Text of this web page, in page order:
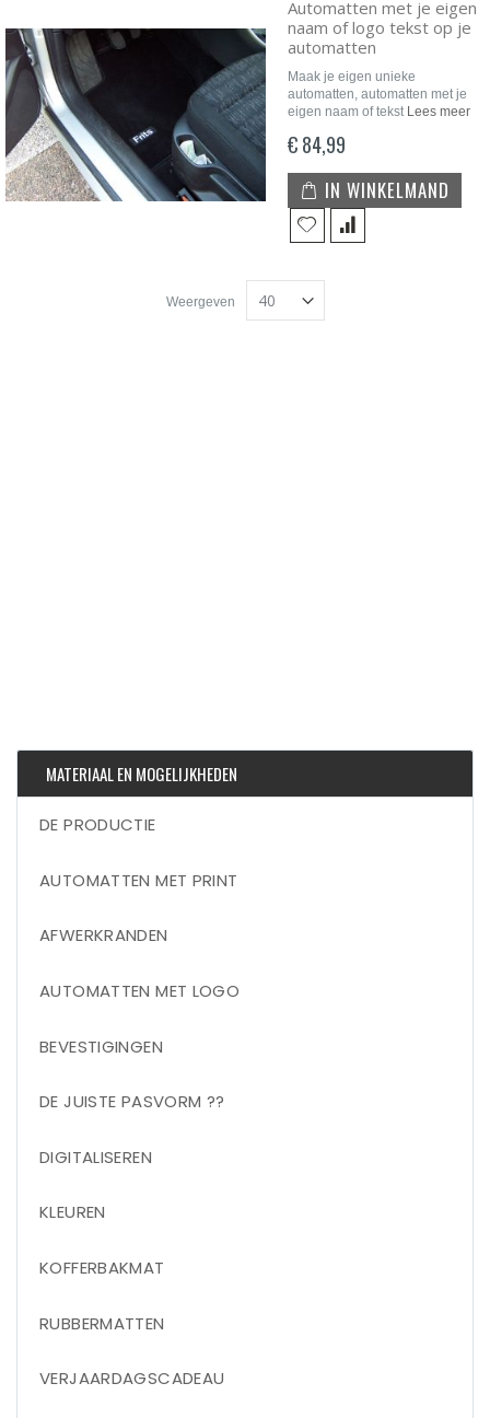
Automatten met je eigen
naam of logo tekst op je
automatten
Maak je eigen unieke
automatten, automatten met je
eigen naam of tekst Lees meer
€ 84,99
IN WINKELMAND
Weergeven
MATERIAAL EN MOGELIJKHEDEN
DE PRODUCTIE
AUTOMATTEN MET PRINT
AFWERKRANDEN
AUTOMATTEN MET LOGO
BEVESTIGINGEN
DE JUISTE PASVORM ??
DIGITALISEREN
KLEUREN
KOFFERBAKMAT
RUBBERMATTEN
VERJAARDAGSCADEAU